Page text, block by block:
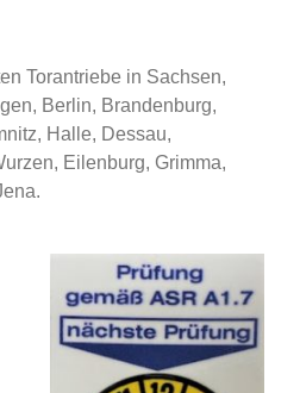
Torantriebe in Sachsen,
Berlin, Brandenburg,
Halle, Dessau,
Eilenburg, Grimma,